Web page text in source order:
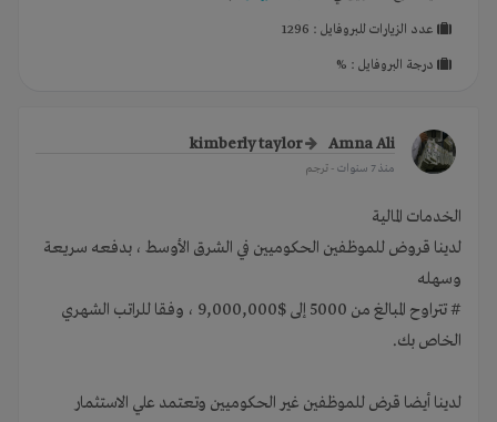
عدد الزيارات للبروفايل : 1296
درجة البروفايل : %
kimberly taylor Amna Ali
منذ 7 سنوات - ترجم
الخدمات المالية
لدينا قروض للموظفين الحكوميين في الشرق الأوسط ، بدفعه سريعة
وسهله
# تتراوح المبالغ من 5000 إلى $9,000,000 ، وفقا للراتب الشهري
الخاص بك.
لدينا أيضا قرض للموظفين غير الحكوميين وتعتمد علي الاستثمار